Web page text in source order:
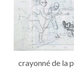
crayonné de la